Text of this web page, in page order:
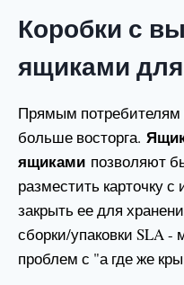
Коробки с
ящиками для
Прямым
больше восторга.
ящиками позволяют
разместить карточку
закрыть ее для
сборки/упаковки SLA
проблем с "а где же